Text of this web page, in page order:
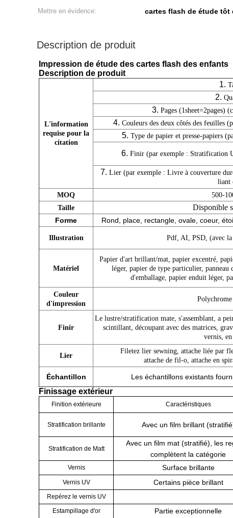
Mettre en évidence:
cartes flash de étude tôt
Description de produit
Impression de étude des cartes flash des enfants
Description de produit
L'information
requise pour la
citation
1.
2.
3. Pages (1sheet=2pages)
4. Couleurs des deux côtés des feuilles
5. Type de papier et presse-papiers
6. Finir (par exemple : Stratification
7. Lier (par exemple : Livre à couverture
liant
MOQ
500-
Taille
Disponible
Forme Rond, place, rectangle, ovale, coeur,
Illustration Pdf, AI, PSD, (avec
Matériel
Papier d'art brillant/mat, papier excentré,
léger, papier de type particulier, panneau
d'emballage, papier enduit léger,
Couleur
d'impression
Finir
Le lustre/stratification mate, s'assemblant, a
scintillant, découpant avec des matrices,
vernis,
Lier
Filetez lier sewning, attache liée par
attache de fil-o, attache en
Échantillon Les échantillons existants
Finissage extérieur
Finition extérieure Caractéristiques
Stratification brillante Avec un film brillant
Stratification de Matt
Avec un film mat (stratifié), les
complètent la catégorie
Vernis Surface brillante
Vernis UV Certains pièce brillant
Repérez le vernis UV
Estampillage d'or Partie exceptionnelle